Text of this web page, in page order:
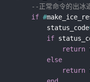
--正常命令的出冰
if #
            status_code
if
return
else
return